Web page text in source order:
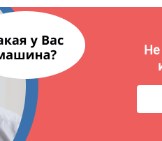
Не